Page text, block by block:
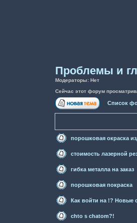
Проблемы и
Модераторы: Нет
Сейчас этот форум
Список
порошковая окраска
стоимость лазерной
гибка металла на заказ
порошковая покраска
Как войти на !? Новые
chto s chatom?!